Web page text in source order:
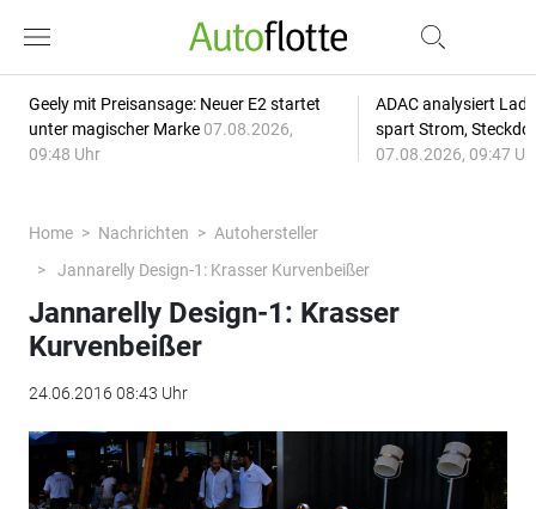
Geely mit Preisansage: Neuer E2 startet
unter magischer Marke 07.08.2026,
09:48 Uhr
ADAC analysiert
spart Strom,
07.08.2026, 09:47
Home Nachrichten
Autohersteller
Jannarelly Design-1: Krasser Kurvenbeißer
Jannarelly Design-1: Krasser
Kurvenbeißer
24.06.2016 08:43 Uhr